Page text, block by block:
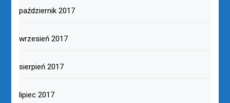
październik 2017
wrzesień 2017
sierpień 2017
lipiec 2017